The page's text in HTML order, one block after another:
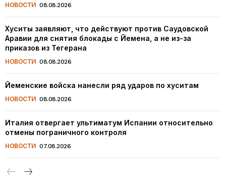
НОВОСТИ 08.08.2026
Хуситы заявляют, что действуют против Саудовской
Аравии для снятия блокады с Йемена, а не из-за
приказов из Тегерана
НОВОСТИ 08.08.2026
Йеменские войска нанесли ряд ударов по хуситам
НОВОСТИ 08.08.2026
Италия отвергает ультиматум Испании относительно
отмены пограничного контроля
НОВОСТИ 07.08.2026